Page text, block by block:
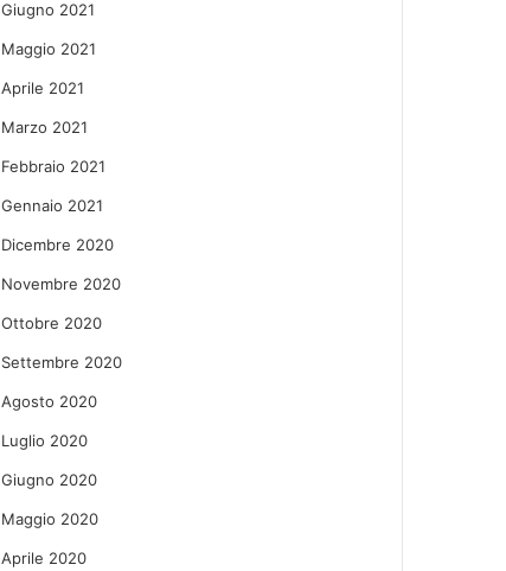
Giugno 2021
Maggio 2021
Aprile 2021
Marzo 2021
Febbraio 2021
Gennaio 2021
Dicembre 2020
Novembre 2020
Ottobre 2020
Settembre 2020
Agosto 2020
Luglio 2020
Giugno 2020
Maggio 2020
Aprile 2020